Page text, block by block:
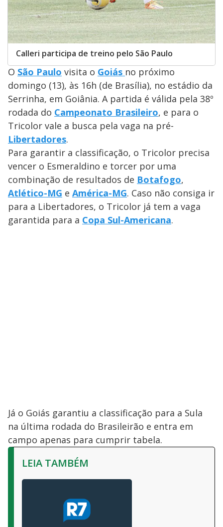
Calleri participa de treino pelo São Paulo
O São Paulo visita o Goiás no próximo
domingo (13), às 16h (de Brasília), no estádio da
Serrinha, em Goiânia. A partida é válida pela 38º
rodada do Campeonato Brasileiro, e para o
Tricolor vale a busca pela vaga na pré-
Libertadores.
Para garantir a classificação, o Tricolor precisa
vencer o Esmeraldino e torcer por uma
combinação de resultados de Botafogo,
Atlético-MG e América-MG. Caso não consiga ir
para a Libertadores, o Tricolor já tem a vaga
garantida para a Copa Sul-Americana.
Já o Goiás garantiu a classificação para a Sula
na última rodada do Brasileirão e entra em
campo apenas para cumprir tabela.
LEIA TAMBÉM